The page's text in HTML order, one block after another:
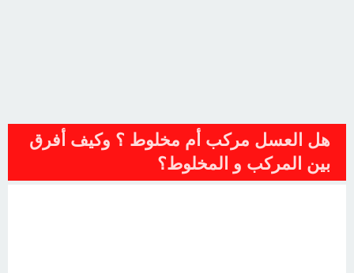
هل العسل مركب أم مخلوط ؟ وكيف أفرق
بين المركب و المخلوط؟